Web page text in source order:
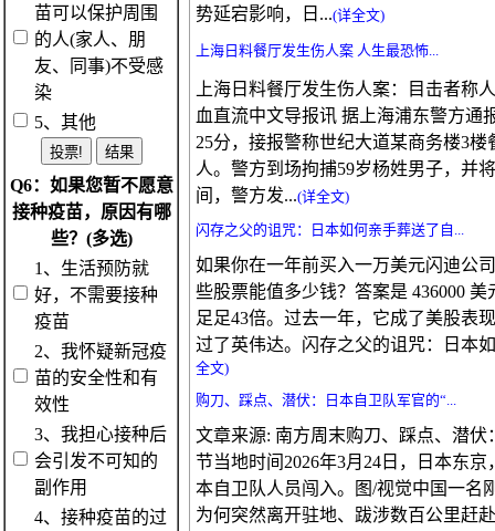
苗可以保护周围
的人(家人、朋
友、同事)不受感
染
5、其他
Q6：如果您暂不愿意
接种疫苗，原因有哪
些？(多选)
1、生活预防就
好，不需要接种
疫苗
2、我怀疑新冠疫
苗的安全性和有
效性
3、我担心接种后
会引发不可知的
副作用
4、接种疫苗的过
势延宕影响，日...(详全文)
上海日料餐厅发生伤人案 人生最恐怖...
上海日料餐厅发生伤人案：目击者称
血直流中文导报讯 据上海浦东警方通
25分，接报警称世纪大道某商务楼3
人。警方到场拘捕59岁杨姓男子，并
间，警方发...(详全文)
闪存之父的诅咒：日本如何亲手葬送了自...
如果你在一年前买入一万美元闪迪公
些股票能值多少钱？答案是 436000
足足43倍。过去一年，它成了美股表
过了英伟达。闪存之父的诅咒：日本
全文)
购刀、踩点、潜伏：日本自卫队军官的“...
文章来源: 南方周末购刀、踩点、潜伏
节当地时间2026年3月24日，日本东
本自卫队人员闯入。图/视觉中国一名
为何突然离开驻地、跋涉数百公里赶